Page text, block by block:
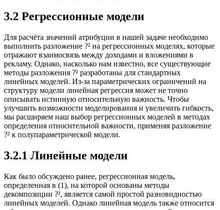
3.2 Регрессионные модели
Для расчёта значений атрибуции в нашей задаче необходимо
выполнить разложение ?² на регрессионных моделях, которые
отражают взаимосвязь между доходами и вложениями в
рекламу. Однако, насколько нам известно, все существующие
методы разложения ?² разработаны для стандартных
линейных моделей. Из-за параметрических ограничений на
структуру модели линейная регрессия может не точно
описывать истинную относительную важность. Чтобы
улучшить возможности моделирования и увеличить гибкость,
мы расширяем наш выбор регрессионных моделей в методах
определения относительной важности, применяя разложение
?² к полупараметрической модели.
3.2.1 Линейные модели
Как было обсуждено ранее, регрессионная модель,
определенная в (1), на которой основаны методы
декомпозиции ?², является самой простой разновидностью
линейных моделей. Однако линейная модель также относится